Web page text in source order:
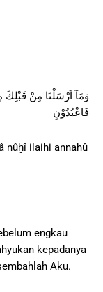
وَمَآ اَرْسَلْنَا مِنْ قَبْلِكَ
فَاعْبُدُوْنِ
nûḫî ilaihi annahû
engkau
kepadanya
Aku.